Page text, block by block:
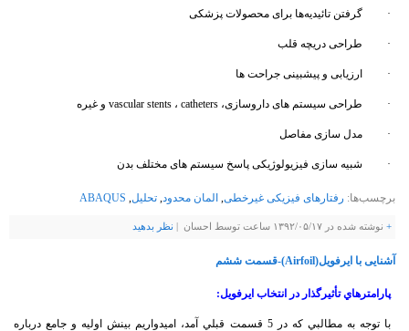
· گرفتن تائیدیه‌ها برای محصولات پزشکی
· طراحی دریچه قلب
· ارزیابی و پیشبینی جراحت ها
· طراحی سیستم های داروسازی، vascular stents ، catheters و غیره
· مدل سازی مفاصل
· شبیه سازی فیزیولوژیکی پاسخ سیستم های مختلف بدن
برچسب‌ها: رفتارهای فیزیکی غیرخطی, المان محدود, تحلیل,
ABAQUS
+ نوشته شده در ۱۳۹۲/۰۵/۱۷ ساعت توسط احسان | نظر بدهيد
آشنایی با ایرفویل(Airfoil)-قسمت ششم
پارامترهاي تأثيرگذار در انتخاب ايرفويل:
با توجه به مطالبي كه در 5 قسمت قبلي آمد، اميدواريم بينش اوليه و جامع درباره